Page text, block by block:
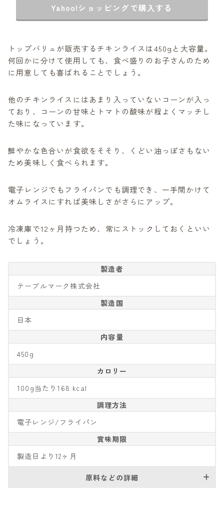
Yahoo!ショッピングで購入する
トップバリュが販売するチキンライスは450gと大容量。
何回かに分けて使用しても、食べ盛りのお子さんのため
に用意しても喜ばれることでしょう。
他のチキンライスにはあまり入っていないコーンが入っ
ており、コーンの甘味とトマトの酸味が程よくマッチし
た味になっています。
鮮やかな色合いが食欲をそそり、くどい油っぽさもない
ため美味しく食べられます。
電子レンジでもフライパンでも調理でき、一手間かけて
オムライスにすれば美味しさがさらにアップ。
冷凍庫で12ヶ月持つため、常にストックしておくといい
でしょう。
製造者
テーブルマーク株式会社
製造国
日本
内容量
450g
カロリー
100g当たり168 kcal
調理方法
電子レンジ/フライパン
賞味期限
製造日より12ヶ月
原料などの詳細